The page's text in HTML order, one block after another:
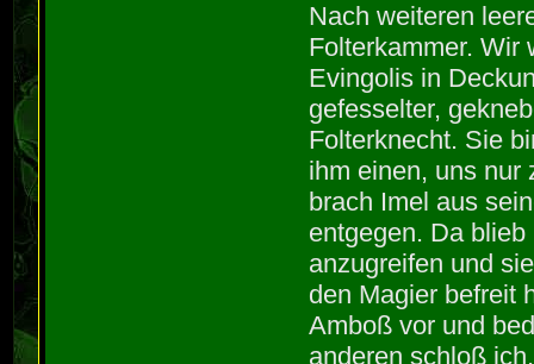
Nach weiteren
Folterkammer. Wir
Evingolis in
gefesselter,
Folterknecht. Sie
ihm einen, uns nur
brach Imel aus
entgegen. Da
anzugreifen und
den Magier befreit
Amboß vor und
anderen schloß